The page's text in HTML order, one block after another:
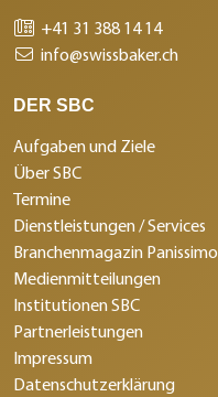
+41 31 388 14 14
info@swissbaker.ch
DER SBC
Aufgaben und Ziele
Über SBC
Termine
Dienstleistungen / Services
Branchenmagazin Panissimo
Medienmitteilungen
Institutionen SBC
Partnerleistungen
Impressum
Datenschutzerklärung